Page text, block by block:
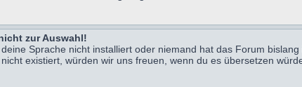
zur Auswahl!
Sprache nicht installiert oder niemand hat das Forum
existiert, würden wir uns freuen, wenn du es übersetzen